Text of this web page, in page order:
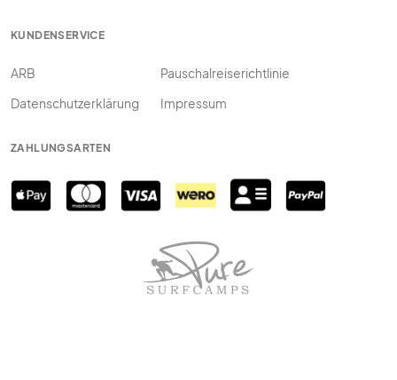
KUNDENSERVICE
ARB
Datenschutzerklärung
Pauschalreiserichtlinie
Impressum
ZAHLUNGSARTEN